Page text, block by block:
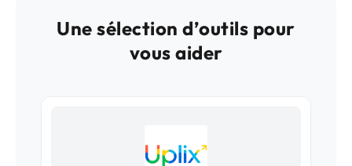
Une sélection d’outils pour
vous aider